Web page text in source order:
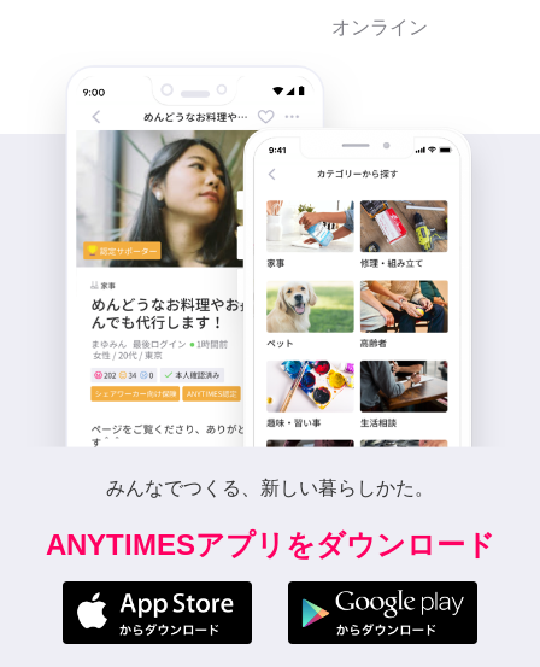
オンライン
みんなでつくる、新しい暮らしかた。
ANYTIMESアプリをダウンロード